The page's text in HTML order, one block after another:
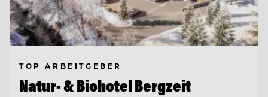
TOP ARBEITGEBER
Natur- & Biohotel Bergzeit